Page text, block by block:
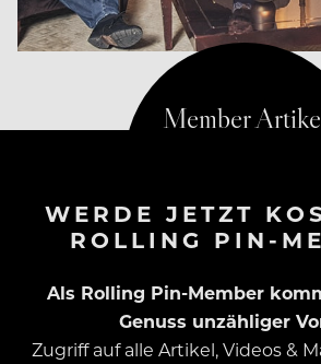
WERDE JETZT
ROLLING PIN-
Als Rolling Pin-Member
Genuss unzähliger
Zugriff auf alle Artikel, Videos &